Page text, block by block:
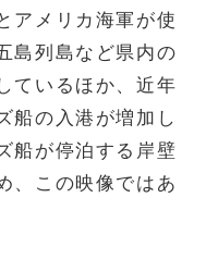
アメリカ海軍が使
島列島など県内の
ているほか、近年
船の入港が増加し
船が停泊する岸壁
、この映像ではあ